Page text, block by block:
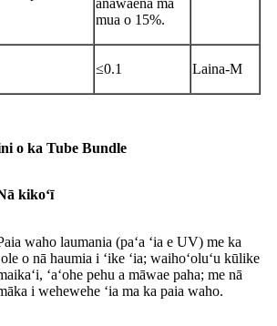
mua o 15%.
≤0.1 Laina-M
o ka Tube Bundle
kikoʻī
waho laumania (paʻa ʻia e UV) me ka
o nā haumia i ʻike ʻia; waihoʻoluʻu kūlike
ʻaʻohe pehu a māwae paha; me nā
i wehewehe ʻia ma ka paia waho.